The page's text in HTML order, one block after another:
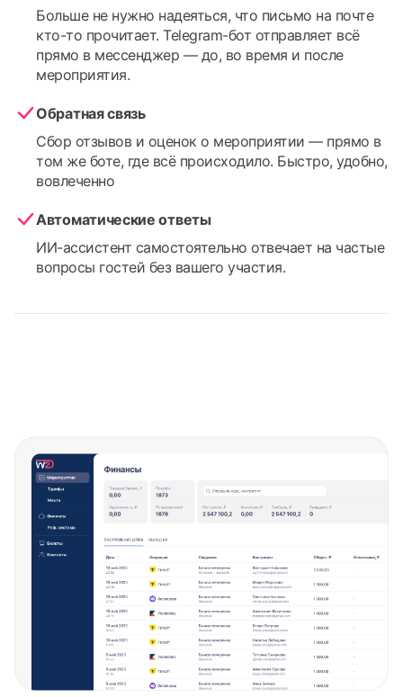
Больше не нужно надеяться, что письмо на почте
кто-то прочитает. Telegram-бот отправляет всё
прямо в мессенджер — до, во время и после
мероприятия.
Обратная связь
Сбор отзывов и оценок о мероприятии — прямо в
том же боте, где всё происходило. Быстро, удобно,
вовлеченно
Автоматические ответы
ИИ-ассистент самостоятельно отвечает на частые
вопросы гостей без вашего участия.